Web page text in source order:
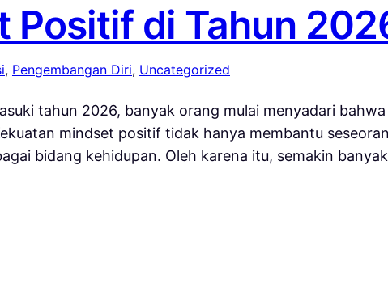
Positif di Tahun
, Pengembangan Diri, Uncategorized
tahun 2026, banyak orang mulai menyadari
mindset positif tidak hanya membantu
bidang kehidupan. Oleh karena itu, semakin